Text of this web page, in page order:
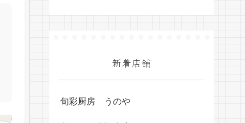
新着店舗
旬彩厨房 うのや